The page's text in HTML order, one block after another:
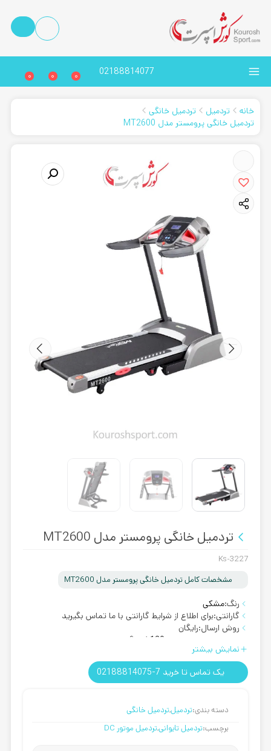
02188814077
0
0
0
خانه تردمیل
تردمیل خانگی
تردمیل خانگی پرومستر مدل MT2600
تردمیل خانگی پرومستر مدل MT2600
Ks-3227
مشخصات کامل تردمیل خانگی پرومستر مدل MT2600
رنگ:مشکی
گارانتی:برای اطلاع از شرایط گارانتی با ما تماس بگیرید
روش ارسال:رایگان
نمایش بیشتر
یک تماس تا خرید 7-02188814075
دسته بندی:تردمیل,تردمیل خانگی
برچسب:تردمیل تایوانی,تردمیل موتور DC